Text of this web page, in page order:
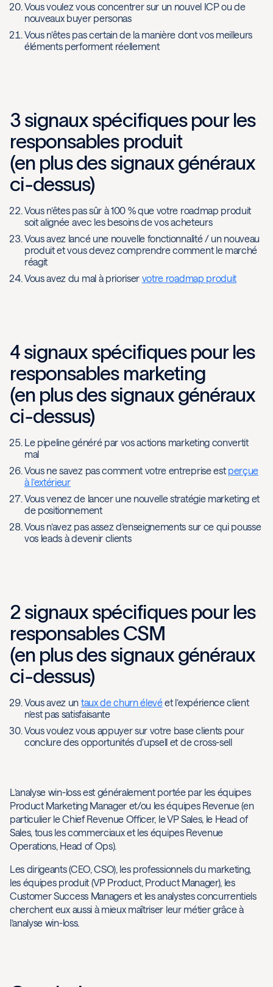
Vous voulez vous concentrer sur un nouvel ICP ou de
nouveaux buyer personas
Vous n’êtes pas certain de la manière dont vos meilleurs
éléments performent réellement
3 signaux spécifiques pour les
responsables produit
(en plus des signaux généraux
ci-dessus)
Vous n’êtes pas sûr à 100 % que votre roadmap produit
soit alignée avec les besoins de vos acheteurs
Vous avez lancé une nouvelle fonctionnalité / un nouveau
produit et vous devez comprendre comment le marché
réagit
Vous avez du mal à prioriser votre roadmap produit
4 signaux spécifiques pour les
responsables marketing
(en plus des signaux généraux
ci-dessus)
Le pipeline généré par vos actions marketing convertit
mal
Vous ne savez pas comment votre entreprise est perçue
à l’extérieur
Vous venez de lancer une nouvelle stratégie marketing et
de positionnement
Vous n’avez pas assez d’enseignements sur ce qui pousse
vos leads à devenir clients
2 signaux spécifiques pour les
responsables CSM
(en plus des signaux généraux
ci-dessus)
Vous avez un taux de churn élevéet l’expérience client
n’est pas satisfaisante
Vous voulez vous appuyer sur votre base clients pour
conclure des opportunités d’upsell et de cross-sell
L’analyse win-loss est généralement portée par les équipes
Product Marketing Manager et/ou les équipes Revenue (en
particulier le Chief Revenue Officer, le VP Sales, le Head of
Sales, tous les commerciaux et les équipes Revenue
Operations, Head of Ops).
Les dirigeants (CEO, CSO), les professionnels du marketing,
les équipes produit (VP Product, Product Manager), les
Customer Success Managers et les analystes concurrentiels
cherchent eux aussi à mieux maîtriser leur métier grâce à
l’analyse win-loss.